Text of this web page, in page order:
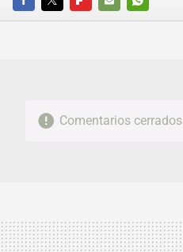
FACEBOOKTWITTERFLIPBOARD
E-
WHATSAPP
Comentarios cerrados